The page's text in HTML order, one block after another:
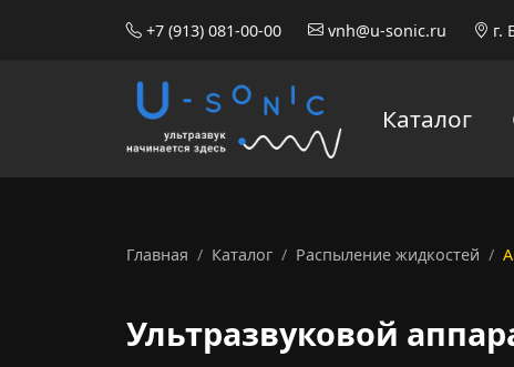
+7 (913) 081-00-00 vnh@u-sonic.ru г.
Каталог
Главная Каталог Распыление жидкостей
Ультразвуковой
Ультразвуковой